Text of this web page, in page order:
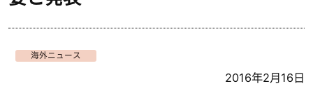
海外ニュース
2016年2月16日